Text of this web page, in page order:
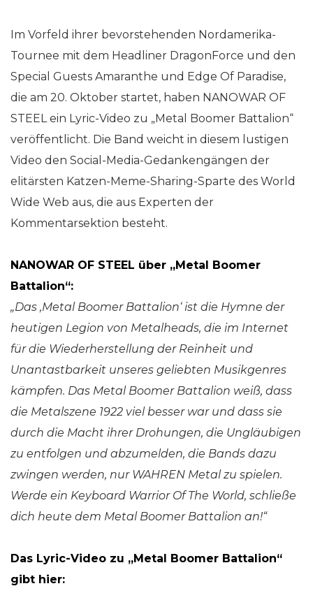
Im Vorfeld ihrer bevorstehenden Nordamerika-
Tournee mit dem Headliner DragonForce und den
Special Guests Amaranthe und Edge Of Paradise,
die am 20. Oktober startet, haben NANOWAR OF
STEEL ein Lyric-Video zu „Metal Boomer Battalion“
veröffentlicht. Die Band weicht in diesem lustigen
Video den Social-Media-Gedankengängen der
elitärsten Katzen-Meme-Sharing-Sparte des World
Wide Web aus, die aus Experten der
Kommentarsektion besteht.
NANOWAR OF STEEL über „Metal Boomer
Battalion“:
„Das ‚Metal Boomer Battalion‘ ist die Hymne der
heutigen Legion von Metalheads, die im Internet
für die Wiederherstellung der Reinheit und
Unantastbarkeit unseres geliebten Musikgenres
kämpfen. Das Metal Boomer Battalion weiß, dass
die Metalszene 1922 viel besser war und dass sie
durch die Macht ihrer Drohungen, die Ungläubigen
zu entfolgen und abzumelden, die Bands dazu
zwingen werden, nur WAHREN Metal zu spielen.
Werde ein Keyboard Warrior Of The World, schließe
dich heute dem Metal Boomer Battalion an!“
Das Lyric-Video zu „Metal Boomer Battalion“
gibt hier: